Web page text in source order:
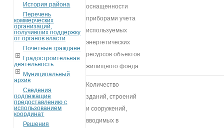
История района
Перечень
коммерческих
организаций,
получивших поддержку
от органов власти
Почетные граждане
Градостроительная
деятельность
Муниципальный
архив
Сведения
подлежащие
предоставлению с
использованием
координат
Решения
оснащенности
приборами учета
используемых
энергетических
ресурсов объектов
жилищного фонда
Количество
зданий, строений
и сооружений,
вводимых в